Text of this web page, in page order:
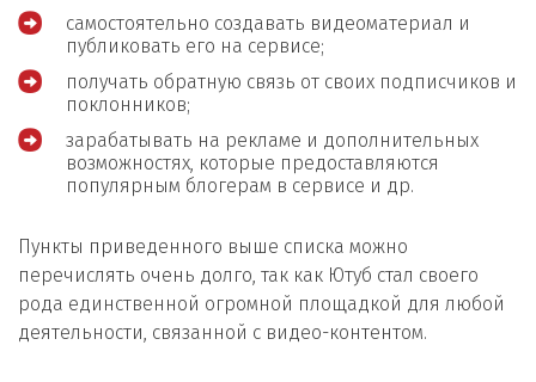
самостоятельно создавать видеоматериал и
публиковать его на сервисе;
получать обратную связь от своих подписчиков и
поклонников;
зарабатывать на рекламе и дополнительных
возможностях, которые предоставляются
популярным блогерам в сервисе и др.
Пункты приведенного выше списка можно
перечислять очень долго, так как Ютуб стал своего
рода единственной огромной площадкой для любой
деятельности, связанной с видео-контентом.